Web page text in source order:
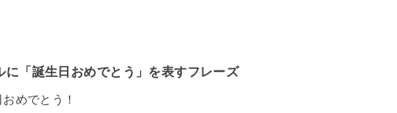
に「誕生日おめでとう」を表すフレーズ
めでとう！